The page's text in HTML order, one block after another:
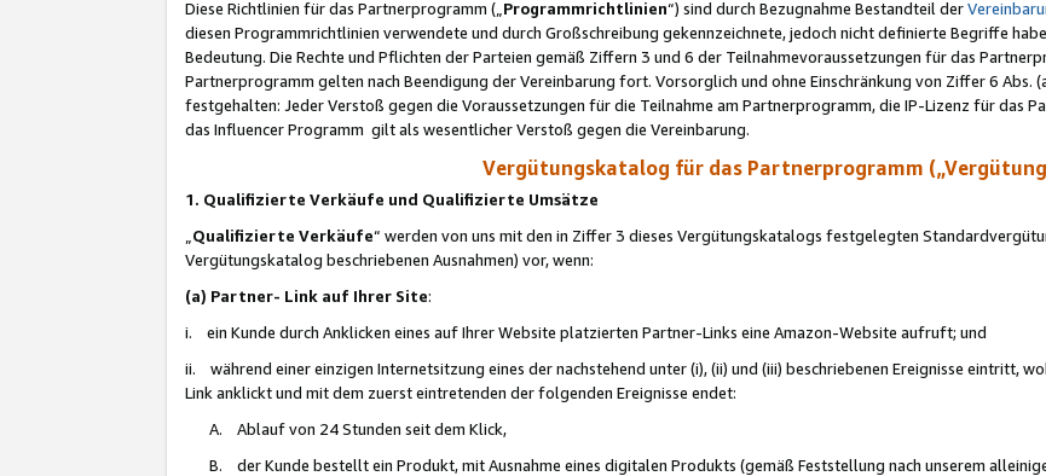
Diese Richtlinien für das Partnerprogramm („Programmrichtlinien“) sind durch Bezugnahme Bestandteil der
diesen Programmrichtlinien verwendete und durch Großschreibung gekennzeichnete, jedoch nicht definierte Begriffe
Bedeutung. Die Rechte und Pflichten der Parteien gemäß Ziffern 3 und 6 der Teilnahmevoraussetzungen für das
Partnerprogramm gelten nach Beendigung der Vereinbarung fort. Vorsorglich und ohne Einschränkung von Ziffer 6 Abs.
festgehalten: Jeder Verstoß gegen die Voraussetzungen für die Teilnahme am Partnerprogramm, die IP-Lizenz für das
das Influencer Programm gilt als wesentlicher Verstoß gegen die Vereinbarung.
Vergütungskatalog für das Partnerprogramm
1. Qualifizierte Verkäufe und Qualifizierte Umsätze
Qualifizierte Verkäufe“ werden von uns mit den in Ziffer 3 dieses Vergütungskatalogs festgelegten
Vergütungskatalog beschriebenen Ausnahmen) vor, wenn:
(a) Partner- Link auf Ihrer Site:
i. ein Kunde durch Anklicken eines auf Ihrer Website platzierten Partner-Links eine Amazon-Website aufruft; und
ii. während einer einzigen Internetsitzung eines der nachstehend unter (i), (ii) und (iii) beschriebenen Ereignisse eintritt,
Link anklickt und mit dem zuerst eintretenden der folgenden Ereignisse endet:
A. Ablauf von 24 Stunden seit dem Klick,
B. der Kunde bestellt ein Produkt, mit Ausnahme eines digitalen Produkts (gemäß Feststellung nach unserem